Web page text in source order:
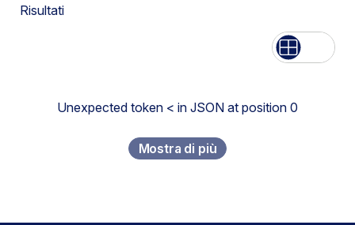
Risultati
Lista Griglia
Unexpected token < in JSON at position 0
Mostra di più